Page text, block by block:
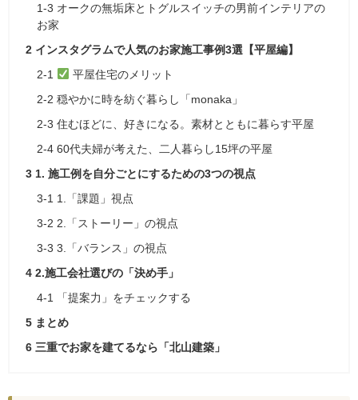
1-3 オークの無垢床とトグルスイッチの男前インテリアの
お家
2 インスタグラムで人気のお家施工事例3選【平屋編】
2-1
平屋住宅のメリット
2-2 穏やかに時を紡ぐ暮らし「monaka」
2-3 住むほどに、好きになる。素材とともに暮らす平屋
2-4 60代夫婦が考えた、二人暮らし15坪の平屋
3 1. 施工例を自分ごとにするための3つの視点
3-1 1.「課題」視点
3-2 2.「ストーリー」の視点
3-3 3.「バランス」の視点
4 2.施工会社選びの「決め手」
4-1
「提案力」をチェックする
5 まとめ
6 三重でお家を建てるなら「北山建築」